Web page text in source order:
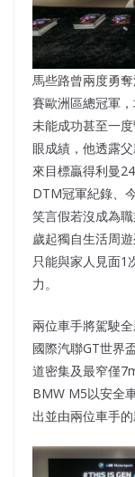
馬些路曾兩度勇
賽歐洲區總冠軍
未能成功甚至一
眼成績，他透露
來目標贏得利曼
DTM冠軍紀錄、
笑言假若沒成為
歲起獨自生活周
只能與家人見面1
力。
兩位車手將駕駛
國際汽聯GT世界
道密集及最窄僅
BMW M5以安全
出並由兩位車手的